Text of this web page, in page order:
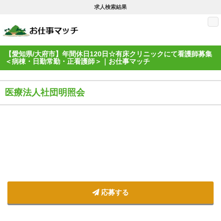
求人検索結果
【愛知県/大府市】年間休日120日☆有床クリニックにて看護師募集
＜病棟・日勤常勤・正看護師＞｜お仕事マッチ
医療法人社団明照会
応募する